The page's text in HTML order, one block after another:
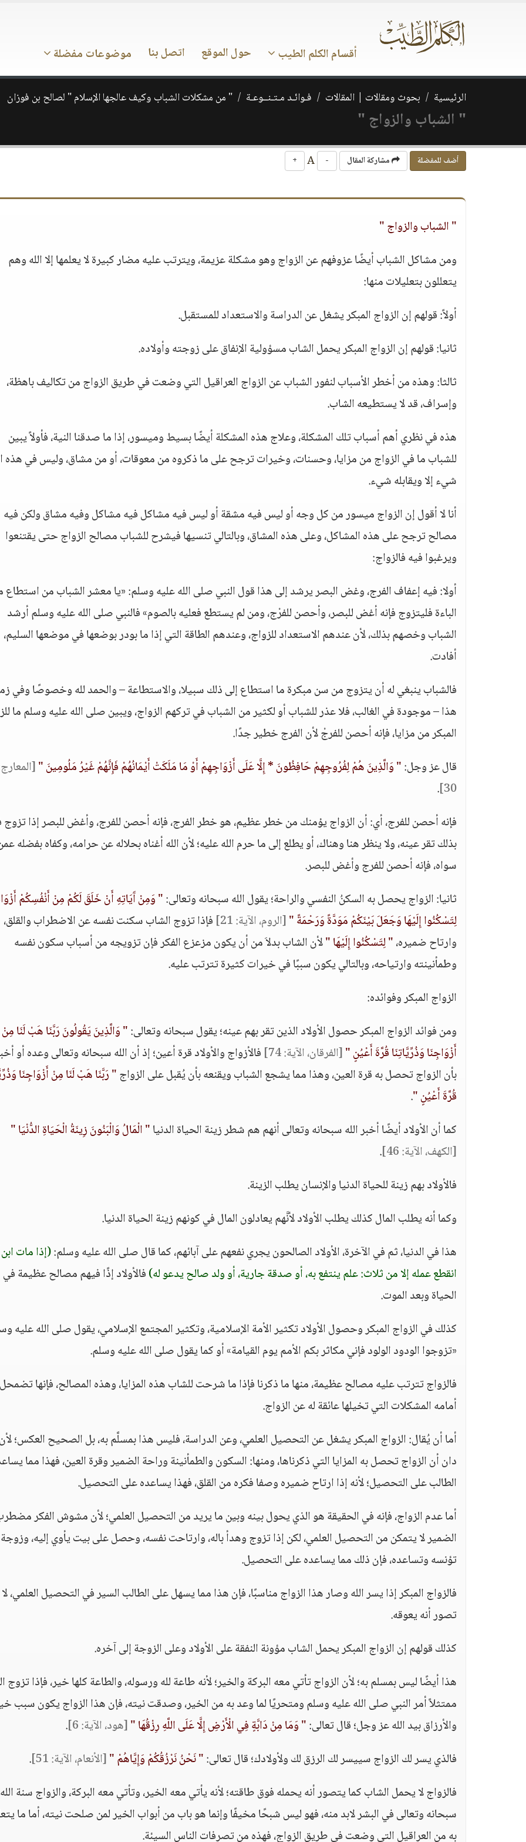
أقسام الكلم الطيب حول الموقع اتصل بنا موضوعات مفضلة
الرئيسية بحوث ومقالات | المقالات فـوائـد مـتـنــوعـة " من مشكلات الشباب وكيف عالجها الإسلام " لصالح بن فوزان
" الشباب والزواج "
أضف للمفضلة مشاركة المقال -
+
" الشباب والزواج "
ومن مشاكل الشباب أيضًا عزوفهم عن الزواج وهو مشكلة عزيمة، ويترتب عليه مضار كبيرة لا يعلمها إلا الله وهم
يتعللون بتعليلات منها:
أولاً: قولهم إن الزواج المبكر يشغل عن الدراسة والاستعداد للمستقبل.
ثانيا: قولهم إن الزواج المبكر يحمل الشاب مسؤولية الإنفاق على زوجته وأولاده.
ثالثا: وهذه من أخطر الأسباب لنفور الشباب عن الزواج العراقيل التي وضعت في طريق الزواج من تكاليف باهظة،
وإسراف، قد لا يستطيعه الشاب.
هذه في نظري أهم أسباب تلك المشكلة، وعلاج هذه المشكلة أيضًا بسيط وميسور، إذا ما صدقنا النية، فأولاً يبين
للشباب ما في الزواج من مزايا، وحسنات، وخيرات ترجح على ما ذكروه من معوقات، أو من مشاق، وليس في هذه
شيء إلا ويقابله شيء.
أنا لا أقول إن الزواج ميسور من كل وجه أو ليس فيه مشقة أو ليس فيه مشاكل فيه مشاكل وفيه مشاق ولكن فيه
مصالح ترجح على هذه المشاكل، وعلى هذه المشاق، وبالتالي تنسيها فيشرح للشباب مصالح الزواج حتى يقتنعوا
ويرغبوا فيه فالزواج:
أولا: فيه إعفاف الفرج، وغض البصر يرشد إلى هذا قول النبي صلى الله عليه وسلم: «يا معشر الشباب من استطاع
الباءة فليتزوج فإنه أغض للبصر، وأحصن للفرْج، ومن لم يستطع فعليه بالصوم» فالنبي صلى الله عليه وسلم أرشد
الشباب وخصهم بذلك، لأن عندهم الاستعداد للزواج، وعندهم الطاقة التي إذا ما بودر بوضعها في موضعها السليم،
أفادت.
فالشباب ينبغي له أن يتزوج من سن مبكرة ما استطاع إلى ذلك سبيلا، والاستطاعة – والحمد لله وخصوصًا وفي
هذا – موجودة في الغالب، فلا عذر للشباب أو لكثير من الشباب في تركهم الزواج، ويبين صلى الله عليه وسلم ما
المبكر من مزايا، فإنه أحصن للفرجْ لأن الفرج خطير جدًا.
قال عز وجل:" وَالَّذِينَ هُمْ لِفُرُوجِهِمْ حَافِظُونَ * إِلَّا عَلَى أَزْوَاجِهِمْ أَوْ مَا مَلَكَتْ أَيْمَانُهُمْ فَإِنَّهُمْ غَيْرُ مَلُومِينَ "
30]
.
فإنه أحصن للفرج، أي: أن الزواج يؤمنك من خطر عظيم، هو خطر الفرج، فإنه أحصن للفرج، وأغض للبصر إذا تزوج
بذلك تقر عينه، ولا ينظر هنا وهناك، أو يطلع إلى ما حرم الله عليه؛ لأن الله أغناه بحلاله عن حرامه، وكفاه بفضله
سواه، فإنه أحصن للفرج وأغض للبصر.
ثانيا: الزواج يحصل به السكنُ النفسي والراحة؛ يقول الله سبحانه وتعالى:" وَمِنْ آَيَاتِهِ أَنْ خَلَقَ لَكُمْ مِنْ أَنْفُسِكُمْ
لِتَسْكُنُوا إِلَيْهَا وَجَعَلَ بَيْنَكُمْ مَوَدَّةً وَرَحْمَةً "[الروم، الآية: 21]
فإذا تزوج الشاب سكنت نفسه عن الاضطراب والقلق،
وارتاح ضميره،" لِتَسْكُنُوا إِلَيْهَا "لأن الشاب بدلاَ من أن يكون مزعزع الفكر فإن تزويجه من أسباب سكون نفسه
وطمأنينته وارتياحه، وبالتالي يكون سببًا في خيرات كثيرة تترتب عليه.
الزواج المبكر وفوائده:
ومن فوائد الزواج المبكر حصول الأولاد الذين تقر بهم عينه؛ يقول سبحانه وتعالى:" وَالَّذِينَ يَقُولُونَ رَبَّنَا هَبْ لَنَا مِنْ
أَزْوَاجِنَا وَذُرِّيَّاتِنَا قُرَّةَ أَعْيُنٍ "[الفرقان، الآية: 74]
فالأزواج والأولاد قرة أعين؛ إذ أن الله سبحانه وتعالى وعده أو
بأن الزواج تحصل به قرة العين، وهذا مما يشجع الشباب ويقنعه بأن يُقبل على الزواج" رَبَّنَا هَبْ لَنَا مِنْ أَزْوَاجِنَا
قُرَّةَ أَعْيُنٍ ".
كما أن الأولاد أيضًا أخبر الله سبحانه وتعالى أنهم هم شطر زينة الحياة الدنيا" الْمَالُ وَالْبَنُونَ زِينَةُ الْحَيَاةِ الدُّنْيَا "
[الكهف، الآية: 46]
.
فالأولاد بهم زينة للحياة الدنيا والإنسان يطلب الزينة.
وكما أنه يطلب المال كذلك يطلب الأولاد لأنَّهم يعادلون المال في كونهم زينة الحياة الدنيا.
هذا في الدنيا، ثم في الآخرة، الأولاد الصالحون يجري نفعهم على آبائهم، كما قال صلى الله عليه وسلم:(إذا مات
انقطع عمله إلا من ثلاث: علم ينتفع به، أو صدقة جارية، أو ولد صالح يدعو له)فالأولاد إذًا فيهم مصالح عظيمة في
الحياة وبعد الموت.
كذلك في الزواج المبكر وحصول الأولاد تكثير الأمة الإسلامية، وتكثير المجتمع الإسلامي، يقول صلى الله عليه
«تزوجوا الودود الولود فإني مكاثر بكم الأمم يوم القيامة» أو كما يقول صلى الله عليه وسلم.
فالزواج تترتب عليه مصالح عظيمة، منها ما ذكرنا فإذا ما شرحت للشاب هذه المزايا، وهذه المصالح، فإنها تضمحل
أمامه المشكلات التي تخيلها عائقة له عن الزواج.
أما أن يُقال: الزواج المبكر يشغل عن التحصيل العلمي، وعن الدراسة، فليس هذا بمسلَّم به، بل الصحيح العكس؛
دان أن الزواج تحصل به المزايا التي ذكرناها، ومنها: السكون والطمأنينة وراحة الضمير وقرة العين، فهذا مما
الطالب على التحصيل؛ لأنه إذا ارتاح ضميره وصفا فكره من القلق، فهذا يساعده على التحصيل.
أما عدم الزواج، فإنه في الحقيقة هو الذي يحول بينه وبين ما يريد من التحصيل العلمي؛ لأن مشوش الفكر
الضمير لا يتمكن من التحصيل العلمي، لكن إذا تزوج وهدأ باله، وارتاحت نفسه، وحصل على بيت يأوي إليه، وزوجة
تؤنسه وتساعده، فإن ذلك مما يساعده على التحصيل.
فالزواج المبكر إذا يسر الله وصار هذا الزواج مناسبًا، فإن هذا مما يسهل على الطالب السير في التحصيل العلمي،
تصور أنه يعوقه.
كذلك قولهم إن الزواج المبكر يحمل الشاب مؤونة النفقة على الأولاد وعلى الزوجة إلى آخره.
هذا أيضًا ليس بمسلم به؛ لأن الزواج تأتي معه البركة والخير؛ لأنه طاعة لله ورسوله، والطاعة كلها خير، فإذا تزوج
ممتثلاً أمر النبي صلى الله عليه وسلم ومتحريًا لما وعد به من الخير، وصدقت نيته، فإن هذا الزواج يكون سبب
والأرزاق بيد الله عز وجل؛ قال تعالى:" وَمَا مِنْ دَابَّةٍ فِي الْأَرْضِ إِلَّا عَلَى اللَّهِ رِزْقُهَا "[هود، الآية: 6]
.
فالذي يسر لك الزواج سييسر لك الرزق لك ولأولادك؛ قال تعالى:" نَحْنُ نَرْزُقُكُمْ وَإِيَّاهُمْ "[الأنعام، الآية: 51]
.
فالزواج لا يحمل الشاب كما يتصور أنه يحمله فوق طاقته؛ لأنه يأتي معه الخير، وتأتي معه البركة، والزواج سنة الله
سبحانه وتعالى في البشر لابد منه، فهو ليس شبحًا مخيفًا وإنما هو باب من أبواب الخير لمن صلحت نيته، أما ما
به من العراقيل التي وضعت في طريق الزواج، فهذه من تصرفات الناس السيئة.